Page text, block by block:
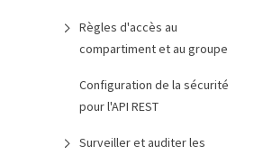
Règles d'accès au
compartiment et au groupe
Configuration de la sécurité
pour l'API REST
Surveiller et auditer les